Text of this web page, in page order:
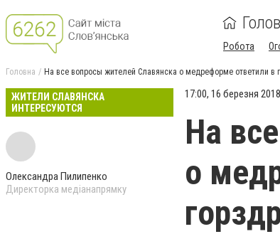
Робота
Головна На все вопросы жителей Славянска о медреформе ответили в
ЖИТЕЛИ СЛАВЯНСКА
ИНТЕРЕСУЮТСЯ
Олександра Пилипенко
Директорка медіанапрямку
17:00, 16 березня
На
о